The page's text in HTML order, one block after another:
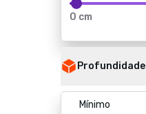
0 cm
Profundidade
Mínimo